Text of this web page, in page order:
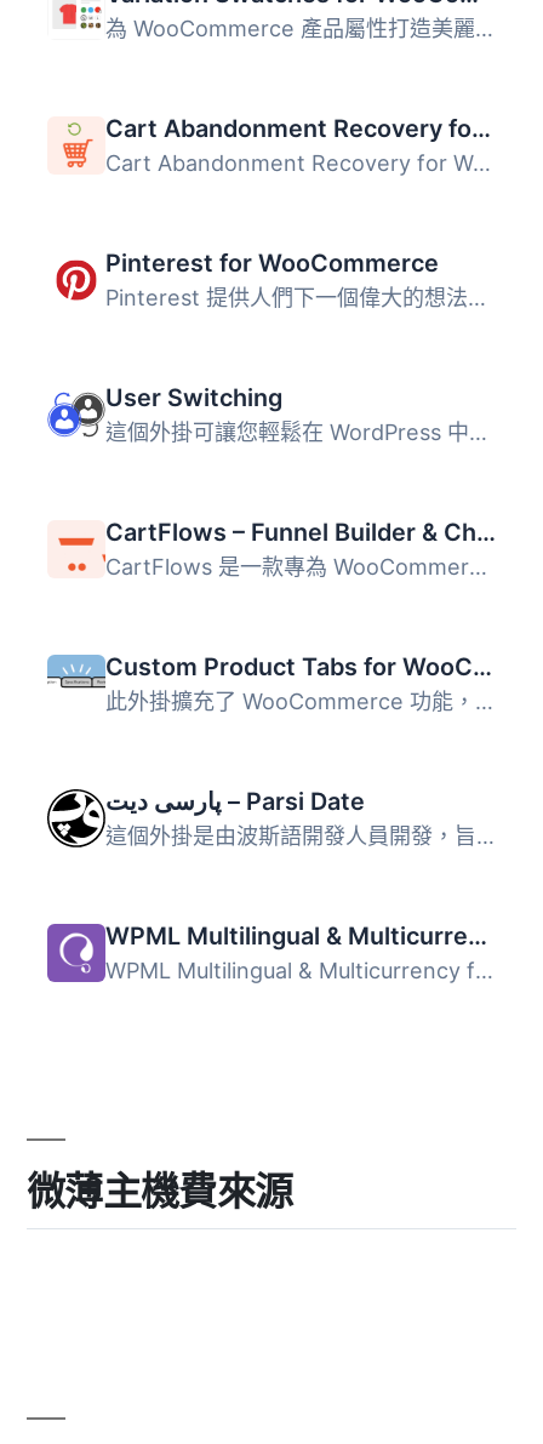
為 WooCommerce 產品屬性打造美麗的顏色、圖片和按鈕變化的樣...
Cart Abandonment Recovery for WooCommerce – Recover Lost Sales with Automated Emails
Cart Abandonment Recovery for WooCommerce 是一款免費的外...
Pinterest for WooCommerce
Pinterest 提供人們下一個偉大的想法。它部分收藏品，部分市...
User Switching
這個外掛可讓您輕鬆在 WordPress 中點擊按鈕即可快速切換使用...
CartFlows – Funnel Builder & Checkout Plugin for WooCommerce
CartFlows 是一款專為 WooCommerce 設計的銷售漏斗建構器與結...
Custom Product Tabs for WooCommerce
此外掛擴充了 WooCommerce 功能，允許商店擁有者針對產品添加...
پارسی دیت – Parsi Date
這個外掛是由波斯語開發人員開發，旨在為波斯語 WordPress 帶...
WPML Multilingual & Multicurrency for WooCommerce
WPML Multilingual & Multicurrency for WooCommerce 是...
微薄主機費來源